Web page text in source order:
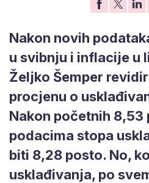
Nakon novih
u svibnju i inflacije u
Željko Šemper
procjenu o
Nakon početnih 8,53
podacima stopa
biti 8,28 posto. No,
usklađivanja, po